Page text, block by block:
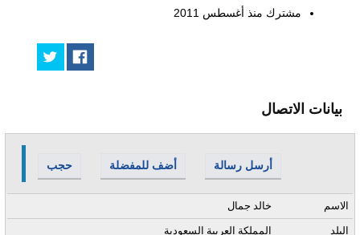
مشترك منذ أغسطس 2011
بيانات الاتصال
حجب أضف للمفضلة أرسل رسالة
خالد جمال الاسم
المملكة العربية السعودية البلد